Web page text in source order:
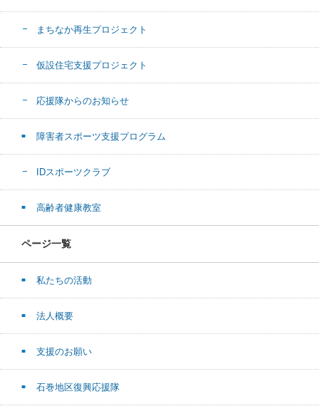
まちなか再生プロジェクト
仮設住宅支援プロジェクト
応援隊からのお知らせ
障害者スポーツ支援プログラム
IDスポーツクラブ
高齢者健康教室
ページ一覧
私たちの活動
法人概要
支援のお願い
石巻地区復興応援隊